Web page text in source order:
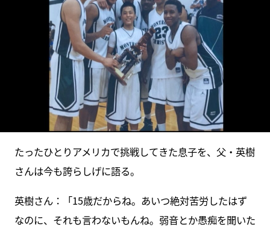
たったひとりアメリカで挑戦してきた息子を、父・英樹
さんは今も誇らしげに語る。
英樹さん：「15歳だからね。あいつ絶対苦労したはず
なのに、それも言わないもんね。弱音とか愚痴を聞いた